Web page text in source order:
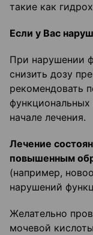
такие как
Если у Вас
При нарушении
снизить дозу
рекомендовать
функциональных
начале лечения.
Лечение
повышенным
(например,
нарушений
Желательно
мочевой